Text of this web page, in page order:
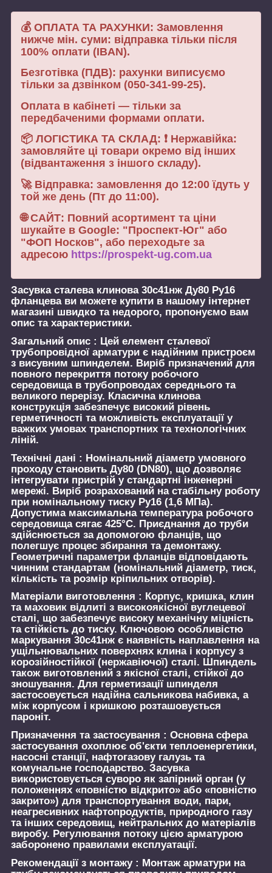
💰 ОПЛАТА ТА РАХУНКИ: Замовлення
нижче мін. суми: відправка тільки після
100% оплати (IBAN).
Безготівка (ПДВ): рахунки виписуємо
тільки за дзвінком (050-341-99-25).
Оплата в кабінеті — тільки за
передбаченими формами оплати.
📦 ЛОГІСТИКА ТА СКЛАД: ❗ Нержавійка:
замовляйте ці товари окремо від інших
(відвантаження з іншого складу).
🚀 Відправка: замовлення до 12:00 їдуть у
той же день (Пт до 11:00).
🌐 САЙТ: Повний асортимент та ціни
шукайте в Google: "Проспект-Юг" або
"ФОП Носков", або переходьте за
адресою https://prospekt-ug.com.ua
Засувка сталева клинова 30с41нж Ду80 Ру16
фланцевави можете купити в нашому інтернет
магазині швидко та недорого, пропонуємо вам
опис та характеристики.
Загальний опис : Цей елемент сталевої
трубопровідної арматури є надійним пристроєм
з висувним шпинделем. Виріб призначений для
повного перекриття потоку робочого
середовища в трубопроводах середнього та
великого перерізу. Класична клинова
конструкція забезпечує високий рівень
герметичності та можливість експлуатації у
важких умовах транспортних та технологічних
ліній.
Технічні дані : Номінальний діаметр умовного
проходу становить Ду80 (DN80), що дозволяє
інтегрувати пристрій у стандартні інженерні
мережі. Виріб розрахований на стабільну роботу
при номінальному тиску Ру16 (1,6 МПа).
Допустима максимальна температура робочого
середовища сягає 425°C. Приєднання до труби
здійснюється за допомогою фланців, що
полегшує процес збирання та демонтажу.
Геометричні параметри фланців відповідають
чинним стандартам (номінальний діаметр, тиск,
кількість та розмір кріпильних отворів).
Матеріали виготовлення : Корпус, кришка, клин
та маховик відлиті з високоякісної вуглецевої
сталі, що забезпечує високу механічну міцність
та стійкість до тиску. Ключовою особливістю
маркування 30с41нж є наявність наплавлення на
ущільнювальних поверхнях клина і корпусу з
корозійностійкої (нержавіючої) сталі. Шпиндель
також виготовлений з якісної сталі, стійкої до
зношування. Для герметизації шпинделя
застосовується надійна сальникова набивка, а
між корпусом і кришкою розташовується
пароніт.
Призначення та застосування : Основна сфера
застосування охоплює об'єкти теплоенергетики,
насосні станції, нафтогазову галузь та
комунальне господарство. Засувка
використовується суворо як запірний орган (у
положеннях «повністю відкрито» або «повністю
закрито») для транспортування води, пари,
неагресивних нафтопродуктів, природного газу
та інших середовищ, нейтральних до матеріалів
виробу. Регулювання потоку цією арматурою
заборонено правилами експлуатації.
Рекомендації з монтажу : Монтаж арматури на